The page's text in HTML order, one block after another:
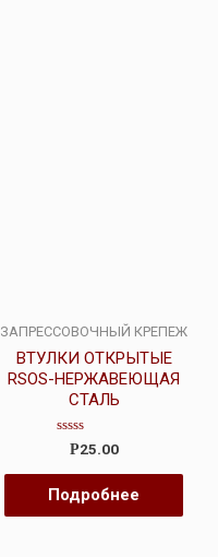
ЗАПРЕССОВОЧНЫЙ КРЕПЕЖ
ВТУЛКИ ОТКРЫТЫЕ
RSOS-НЕРЖАВЕЮЩАЯ
СТАЛЬ
Оценка
из
5
Р25.00
Подробнее